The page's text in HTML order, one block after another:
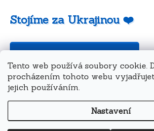
Tento web používá soubory cookie.
procházením tohoto webu
jejich používáním.
Nastavení
Stojíme za Ukrajinou ❤️